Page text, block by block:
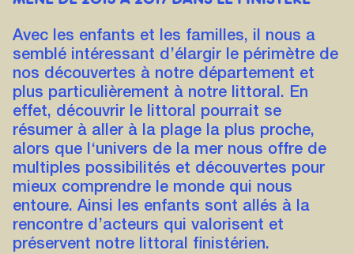
Avec les enfants et les familles, il nous a
semblé intéressant d’élargir le périmètre de
nos découvertes à notre département et
plus particulièrement à notre littoral. En
effet, découvrir le littoral pourrait se
résumer à aller à la plage la plus proche,
alors que l‘univers de la mer nous offre de
multiples possibilités et découvertes pour
mieux comprendre le monde qui nous
entoure. Ainsi les enfants sont allés à la
rencontre d’acteurs qui valorisent et
préservent notre littoral finistérien.